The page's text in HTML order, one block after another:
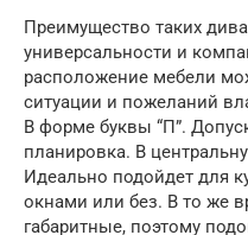
Преимущество таких
универсальности и
расположение мебели
ситуации и пожеланий
В форме буквы “П”.
планировка. В
Идеально подойдет для
окнами или без. В то же
габаритные, поэтому